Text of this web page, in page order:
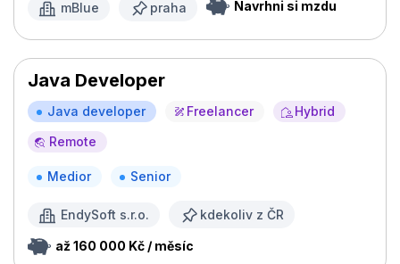
mBlue praha Navrhni si mzdu
Java Developer
Java developer Freelancer
Hybrid
Remote
Medior Senior
EndySoft s.r.o. kdekoliv z ČR
až 160 000 Kč / měsíc